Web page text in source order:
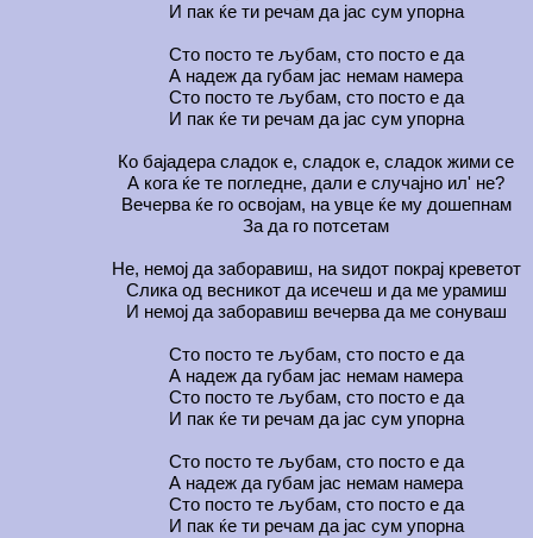
И пак ќе ти речам да јас сум упорна
Сто посто те љубам, сто посто е да
А надеж да губам јас немам намера
Сто посто те љубам, сто посто е да
И пак ќе ти речам да јас сум упорна
Ко бајадера сладок е, сладок е, сладок жими се
А кога ќе те погледне, дали е случајно ил' не?
Вечерва ќе го освојам, на увце ќе му дошепнам
За да го потсетам
Не, немој да заборавиш, на ѕидот покрај креветот
Слика од весникот да исечеш и да ме урамиш
И немој да заборавиш вечерва да ме сонуваш
Сто посто те љубам, сто посто е да
А надеж да губам јас немам намера
Сто посто те љубам, сто посто е да
И пак ќе ти речам да јас сум упорна
Сто посто те љубам, сто посто е да
А надеж да губам јас немам намера
Сто посто те љубам, сто посто е да
И пак ќе ти речам да јас сум упорна